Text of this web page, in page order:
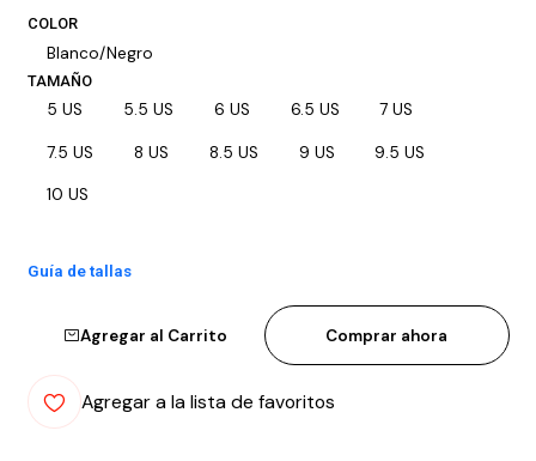
COLOR
Blanco/Negro
TAMAÑO
5 US 5.5 US 6 US 6.5 US 7 US
7.5 US 8 US 8.5 US 9 US 9.5 US
10 US
Guía de tallas
Agregar al Carrito Comprar ahora
Agregar a la lista de favoritos